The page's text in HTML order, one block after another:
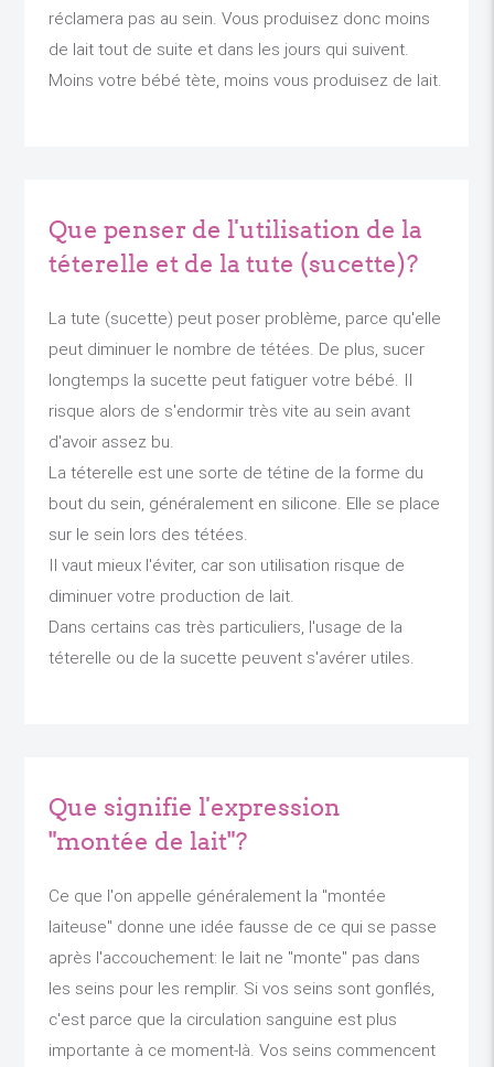
réclamera pas au sein. Vous produisez donc moins
de lait tout de suite et dans les jours qui suivent.
Moins votre bébé tète, moins vous produisez de lait.
Que penser de l'utilisation de la
téterelle et de la tute (sucette)?
La tute (sucette) peut poser problème, parce qu'elle
peut diminuer le nombre de tétées. De plus, sucer
longtemps la sucette peut fatiguer votre bébé. Il
risque alors de s'endormir très vite au sein avant
d'avoir assez bu.
La téterelle est une sorte de tétine de la forme du
bout du sein, généralement en silicone. Elle se place
sur le sein lors des tétées.
Il vaut mieux l'éviter, car son utilisation risque de
diminuer votre production de lait.
Dans certains cas très particuliers, l'usage de la
téterelle ou de la sucette peuvent s'avérer utiles.
Que signifie l'expression
"montée de lait"?
Ce que l'on appelle généralement la "montée
laiteuse" donne une idée fausse de ce qui se passe
après l'accouchement: le lait ne "monte" pas dans
les seins pour les remplir. Si vos seins sont gonflés,
c'est parce que la circulation sanguine est plus
importante à ce moment-là. Vos seins commencent